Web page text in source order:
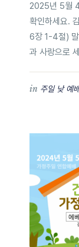
2025년 5월 4
확인하세요.
6장 1-4절) 말
과 사랑으로
in 주일 낮 예